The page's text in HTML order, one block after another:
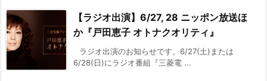
【ラジオ出演】6/27, 28 ニッポン放送ほ
か『戸田恵子 オトナクオリティ』
ラジオ出演のお知らせです。6/27(土)または
6/28(日)にラジオ番組『三菱電 ...